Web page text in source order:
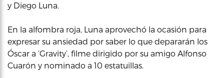
y Diego Luna.
En la alfombra roja, Luna aprovechó la ocasión para
expresar su ansiedad por saber lo que depararán los
Óscar a ‘Gravity’, filme dirigido por su amigo Alfonso
Cuarón y nominado a 10 estatuillas.